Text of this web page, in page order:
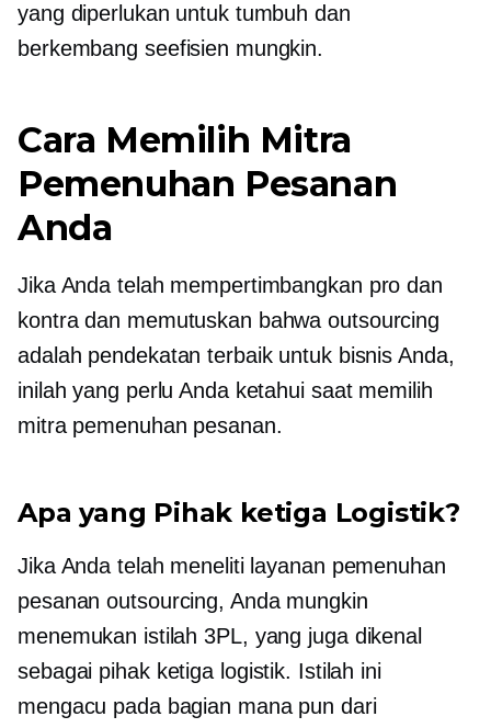
yang diperlukan untuk tumbuh dan
berkembang seefisien mungkin.
Cara Memilih Mitra
Pemenuhan Pesanan
Anda
Jika Anda telah mempertimbangkan pro dan
kontra dan memutuskan bahwa outsourcing
adalah pendekatan terbaik untuk bisnis Anda,
inilah yang perlu Anda ketahui saat memilih
mitra pemenuhan pesanan.
Apa yang Pihak ketiga Logistik?
Jika Anda telah meneliti layanan pemenuhan
pesanan outsourcing, Anda mungkin
menemukan istilah 3PL, yang juga dikenal
sebagai pihak ketiga logistik. Istilah ini
mengacu pada bagian mana pun dari